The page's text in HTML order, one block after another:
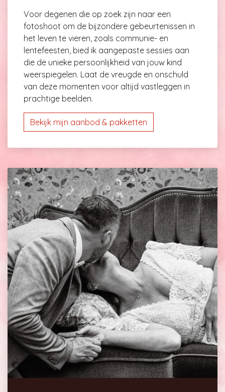
Voor degenen die op zoek zijn naar een
fotoshoot om de bijzondere gebeurtenissen in
het leven te vieren, zoals communie- en
lentefeesten, bied ik aangepaste sessies aan
die de unieke persoonlijkheid van jouw kind
weerspiegelen. Laat de vreugde en onschuld
van deze momenten voor altijd vastleggen in
prachtige beelden.
Bekijk mijn aanbod & pakketten